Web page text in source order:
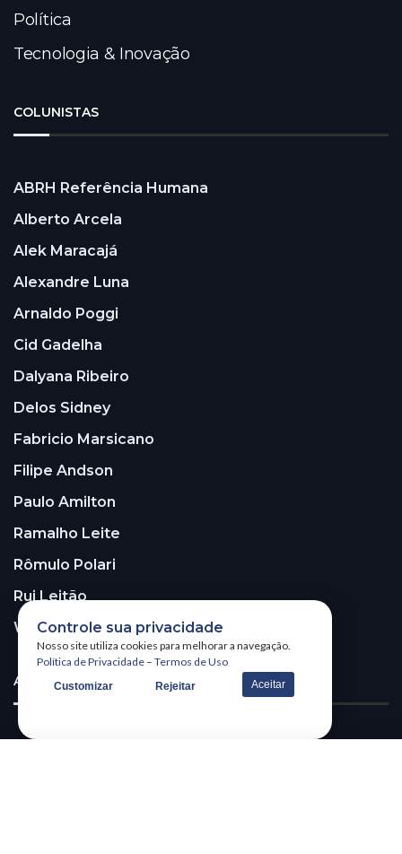
Política
Tecnologia & Inovação
COLUNISTAS
ABRH Referência Humana
Alberto Arcela
Alek Maracajá
Alexandre Luna
Arnaldo Poggi
Cid Gadelha
Dalyana Ribeiro
Delos Sidney
Fabricio Marsicano
Filipe Andson
Paulo Amilton
Ramalho Leite
Rômulo Polari
Rui Leitão
Walter Santos
ASSINE A NOSSA NEWSLETTER!
Controle sua privacidade
Nosso site utiliza cookies para melhorar a navegação.
Política de Privacidade – Termos de Uso
Customizar Rejeitar Aceitar